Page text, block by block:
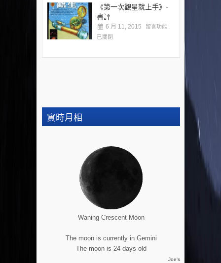
《第一次觀星就上手》-
書評
6 月 11, 2015
留言功能
已關閉
實時月相
Waning Crescent Moon
The moon is currently in Gemini
The moon is 24 days old
Joe's